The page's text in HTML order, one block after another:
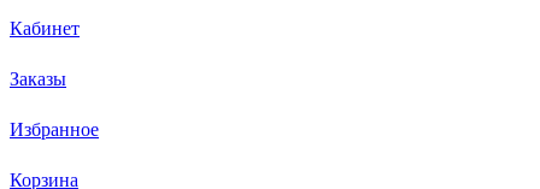
Кабинет
Заказы
Избранное
Корзина